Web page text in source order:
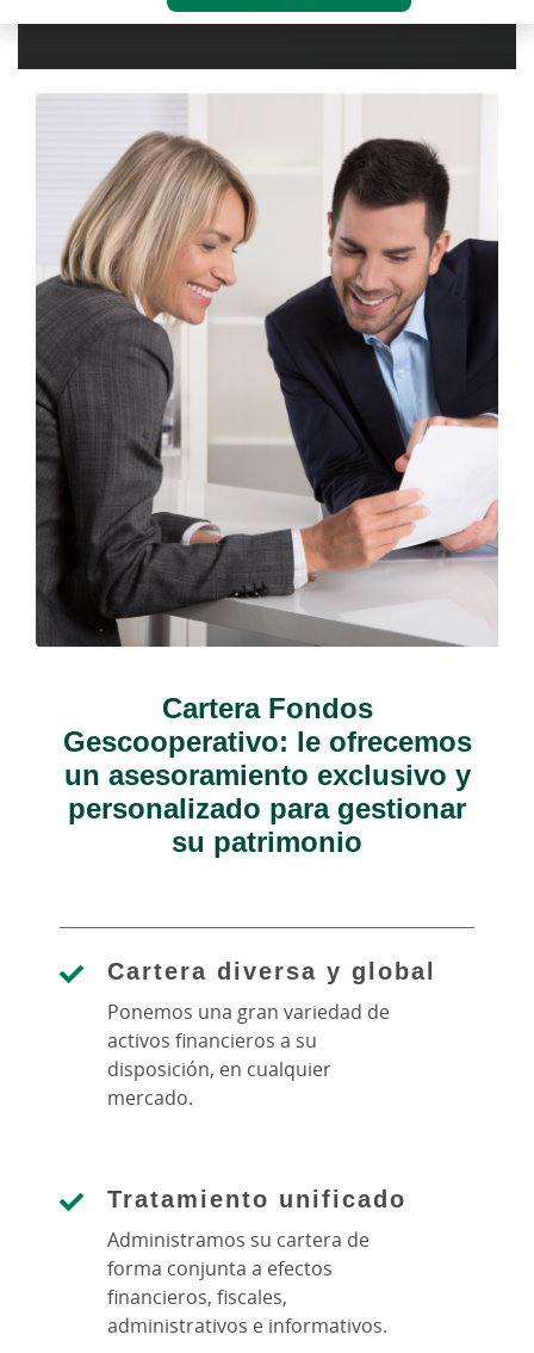
Cartera Fondos
Gescooperativo: le ofrecemos
un asesoramiento exclusivo y
personalizado para gestionar
su patrimonio
Cartera diversa y global
Ponemos una gran variedad de
activos financieros a su
disposición, en cualquier
mercado.
Tratamiento unificado
Administramos su cartera de
forma conjunta a efectos
financieros, fiscales,
administrativos e informativos.